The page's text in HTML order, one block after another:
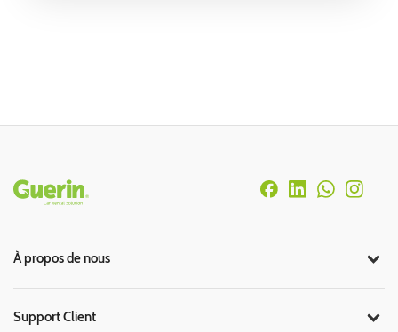
Rodapé
À propos de nous
Support Client